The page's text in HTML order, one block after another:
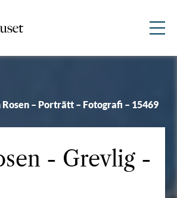
Rosen – Porträtt – Fotografi – 15469
- Grevlig -